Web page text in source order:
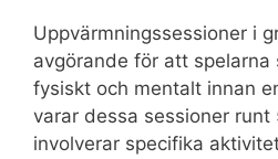
Uppvärmningssessioner i
avgörande för att spelarna
fysiskt och mentalt innan
varar dessa sessioner runt
involverar specifika